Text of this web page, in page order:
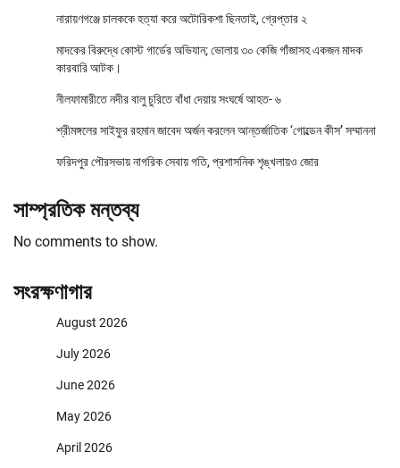
নারায়ণগঞ্জে চালককে হত্যা করে অটোরিকশা ছিনতাই, গ্রেপ্তার ২
মাদকের বিরুদ্ধে কোস্ট গার্ডের অভিযান; ভোলায় ৩০ কেজি গাঁজাসহ একজন মাদক
কারবারি আটক।
নীলফামারীতে নদীর বালু চুরিতে বাঁধা দেয়ায় সংঘর্ষে আহত- ৬
শ্রীমঙ্গলের সাইফুর রহমান জাবেদ অর্জন করলেন আন্তর্জাতিক ‘গোল্ডেন কীস’ সম্মাননা
ফরিদপুর পৌরসভায় নাগরিক সেবায় গতি, প্রশাসনিক শৃঙ্খলায়ও জোর
সাম্প্রতিক মন্তব্য
No comments to show.
সংরক্ষণাগার
August 2026
July 2026
June 2026
May 2026
April 2026